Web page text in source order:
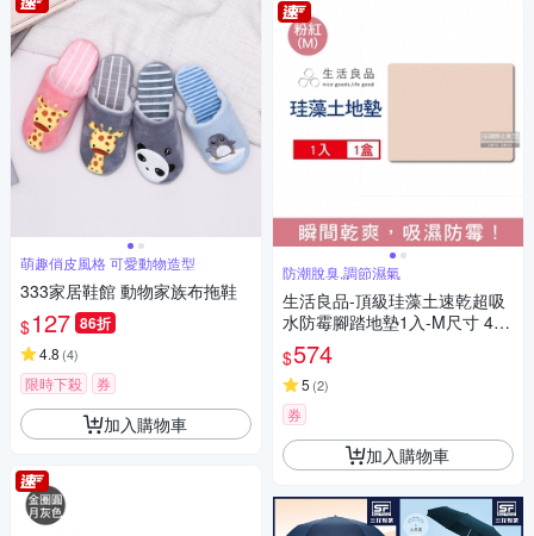
萌趣俏皮風格 可愛動物造型
333家居鞋館 動物家族布拖鞋
$127 86折
4.8 (4)
限時下殺 券
加入購物車
防潮脫臭,調節濕氣
生活良品-頂級珪藻土速乾超吸
水防霉腳踏地墊1入-M尺寸 4色
可選 (珪藻土地墊,腳踏墊,地墊,
吸水墊)
$574
5 (2)
券
加入購物車